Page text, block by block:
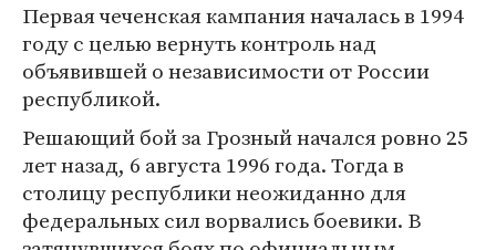
Первая чеченская кампания началась в 1994
году с целью вернуть контроль над
объявившей о независимости от России
республикой.
Решающий бой за Грозный начался ровно 25
лет назад, 6 августа 1996 года. Тогда в
столицу республики неожиданно для
федеральных сил ворвались боевики. В